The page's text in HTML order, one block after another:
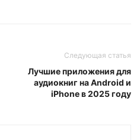
Следующая статья
Лучшие приложения для
аудиокниг на Android и
iPhone в 2025 году